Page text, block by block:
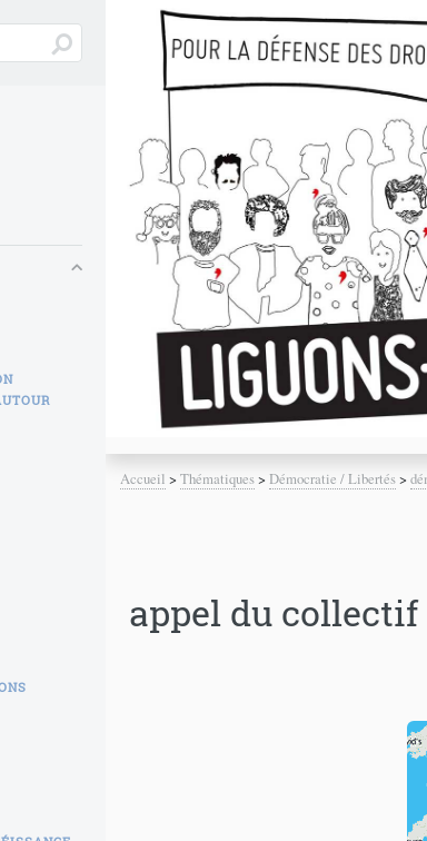
Accueil >Thématiques>Démocratie / Libertés>
appel du collectif